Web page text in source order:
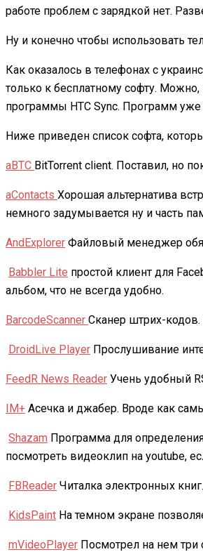
работе проблем с зарядкой нет.
Ну и конечно чтобы использовать
Как оказалось в телефонах с
только к бесплатному софту.
программы HTC Sync. Программ уже
Ниже приведен список софта,
aBTC BitTorrent client. Поставил, но
aContacts Хорошая альтернатива
немного задумывается ну и часть
AndExplorer Файловый менеджер
Babbler Lite простой клиент для
альбом, что не всегда удобно.
BarcodeScanner Сканер штрих-кодов.
DroidLive Player Прослушивание
FeedR News Reader Учень удобный
IM+ Асечка и джабер. Вроде как
Shazam Программа для
посмотреть видеоклип на youtube,
FBReader Читалка электронных
KidsPaint На темном экране
mVideoPlayer Посмотрел на нем три